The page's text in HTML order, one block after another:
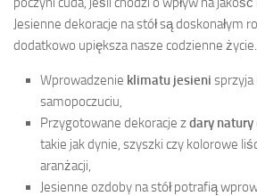
Jesienne dekoracje na stół są doskonałym
dodatkowo upiększa nasze codzienne
Wprowadzenie klimatu jesieni sprzyja
samopoczuciu,
Przygotowane dekoracje zdary natury
takie jak dynie, szyszki czy kolorowe
aranżacji,
Jesienne ozdoby na stół potrafią